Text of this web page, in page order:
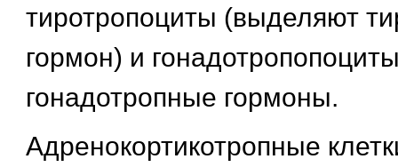
тиротропоциты (выделяют
гормон) и
гонадотропные гормоны.
Адренокортикотропные